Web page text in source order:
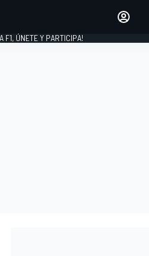
F1, ÚNETE Y PARTICIPA!